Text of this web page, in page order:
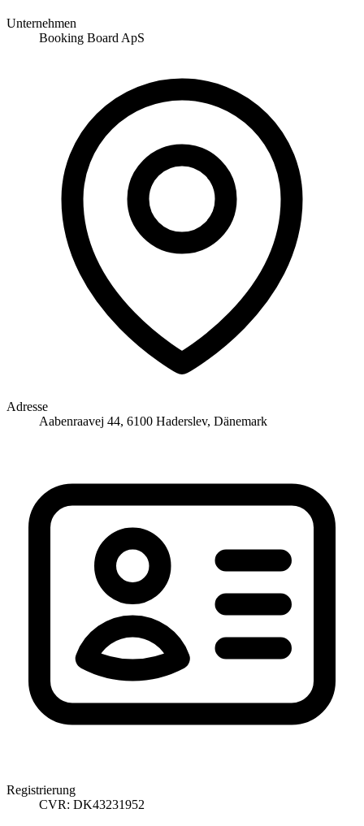
Unternehmen
Booking Board ApS
Adresse
Aabenraavej 44, 6100 Haderslev, Dänemark
Registrierung
CVR: DK43231952